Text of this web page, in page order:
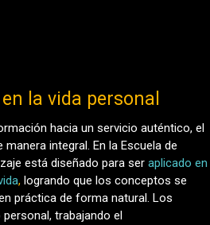
la vida personal
hacia un servicio auténtico, el
integral. En la Escuela de
está diseñado para ser aplicado en
, logrando que los conceptos se
práctica de forma natural. Los
trabajando el